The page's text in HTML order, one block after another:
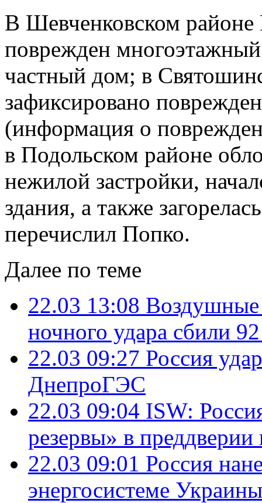
В Шевченковском
поврежден
частный дом; в
зафиксировано
(информация о
в Подольском районе
нежилой застройки,
здания, а также
перечислил Попко.
Далее по теме
22.03 13:08
ночного удара сбили
22.03 09:27 Россия
ДнепроГЭС
22.03 09:04 ISW:
резервы» в
22.03 09:01 Россия
энергосистеме Украины